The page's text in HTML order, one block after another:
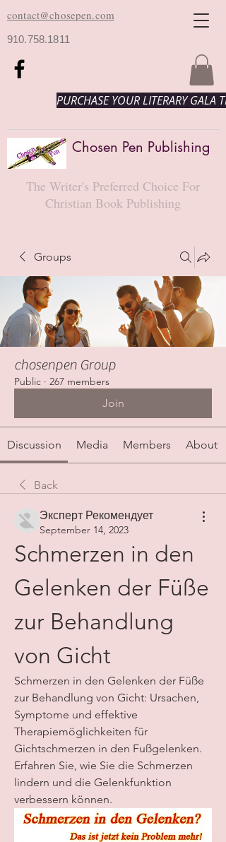
contact@chosepen.com
910.758.1811
PURCHASE YOUR LITERARY GALA
Chosen Pen Publishing
The Writer's Preferred Choice For
Christian Book Publishing
Groups
chosenpen Group
Public · 267 members
Join
Discussion Media Members About
Back
Эксперт Рекомендует
September 14, 2023
Schmerzen in den
Gelenken der Füße
zur Behandlung
von Gicht
Schmerzen in den Gelenken der Füße
zur Behandlung von Gicht: Ursachen,
Symptome und effektive
Therapiemöglichkeiten für
Gichtschmerzen in den Fußgelenken.
Erfahren Sie, wie Sie die Schmerzen
lindern und die Gelenkfunktion
verbessern können.